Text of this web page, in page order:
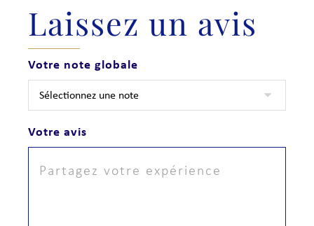
Laissez un avis
Votre note globale
Votre avis